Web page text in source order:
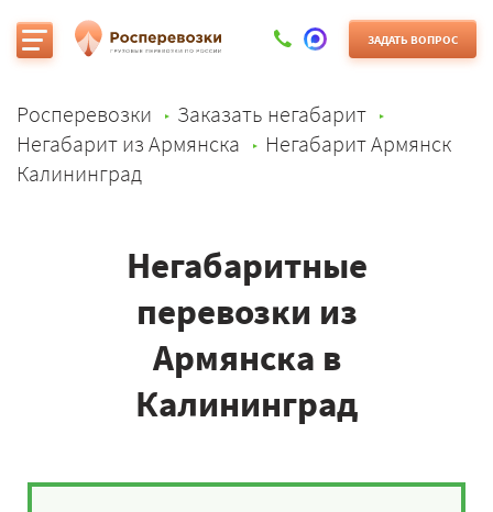
ЗАДАТЬ ВОПРОС
Росперевозки
Заказать негабарит
Негабарит из Армянска
Негабарит Армянск
Калининград
Негабаритные
перевозки из
Армянска в
Калининград